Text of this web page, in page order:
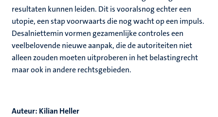
resultaten kunnen leiden. Dit is vooralsnog echter een
utopie, een stap voorwaarts die nog wacht op een impuls.
Desalniettemin vormen gezamenlijke controles een
veelbelovende nieuwe aanpak, die de autoriteiten niet
alleen zouden moeten uitproberen in het belastingrecht
maar ook in andere rechtsgebieden.
Auteur: Kilian Heller